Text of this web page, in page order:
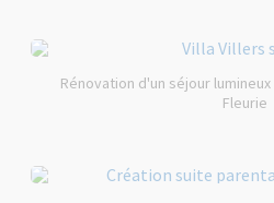
Rénovation d'un séjour
Fleurie